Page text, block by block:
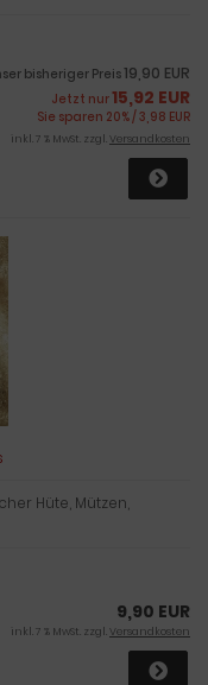
bisheriger Preis19,90 EUR
Jetzt nur15,92 EUR
Sie sparen 20% / 3,98 EUR
inkl. 7 % MwSt. zzgl.Versandkosten
Hüte, Mützen,
9,90 EUR
inkl. 7 % MwSt. zzgl.Versandkosten